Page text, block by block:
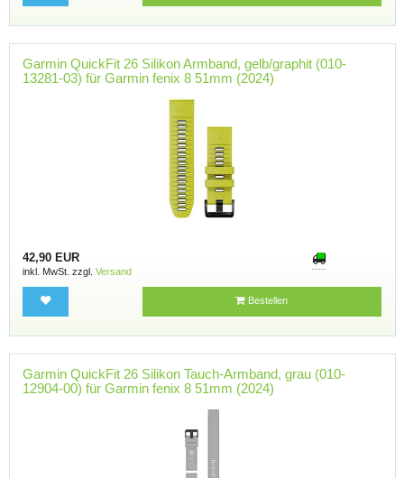
Garmin QuickFit 26 Silikon Armband, gelb/graphit (010-
13281-03) für Garmin fenix 8 51mm (2024)
42,90 EUR
inkl. MwSt. zzgl. Versand
Bestellen
Garmin QuickFit 26 Silikon Tauch-Armband, grau (010-
12904-00) für Garmin fenix 8 51mm (2024)